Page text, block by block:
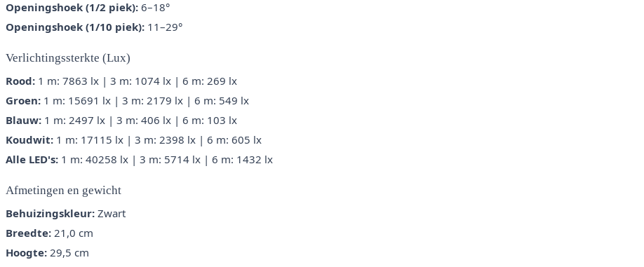
Openingshoek (1/2 piek): 6–18°
Openingshoek (1/10 piek): 11–29°
Verlichtingssterkte (Lux)
Rood: 1 m: 7863 lx | 3 m: 1074 lx | 6 m: 269 lx
Groen: 1 m: 15691 lx | 3 m: 2179 lx | 6 m: 549 lx
Blauw: 1 m: 2497 lx | 3 m: 406 lx | 6 m: 103 lx
Koudwit: 1 m: 17115 lx | 3 m: 2398 lx | 6 m: 605 lx
Alle LED's: 1 m: 40258 lx | 3 m: 5714 lx | 6 m: 1432 lx
Afmetingen en gewicht
Behuizingskleur: Zwart
Breedte: 21,0 cm
Hoogte: 29,5 cm